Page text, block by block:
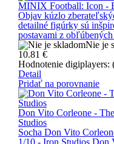
MINIX Football: Icon -
Objav kúzlo
detailné figúrky sú
postavami z
Nie je
10.81 €
Hodnotenie digiplayers:
Detail
Pridať na porovnanie
Don Vito Corleone -
Studios
Socha Don Vito
1/10 - Iron Studios Don